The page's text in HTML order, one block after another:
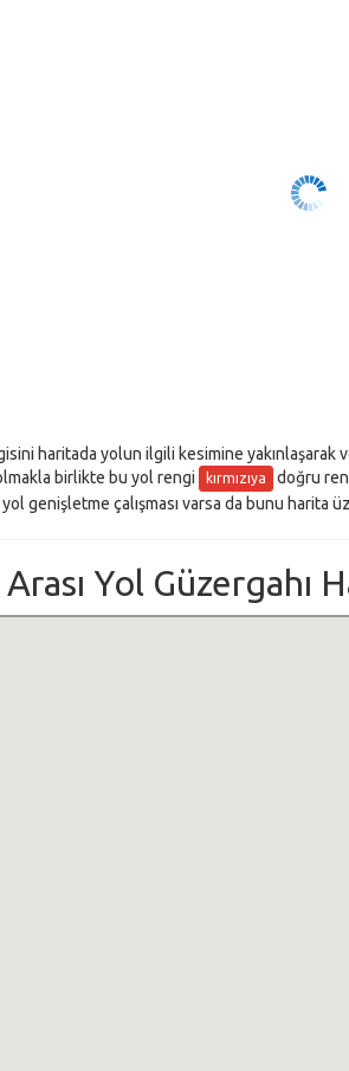
haritada yolun ilgili kesimine yakınlaşarak
birlikte bu yol rengi kırmızıya
doğru
genişletme çalışması varsa da bunu harita
Yol Güzergahı